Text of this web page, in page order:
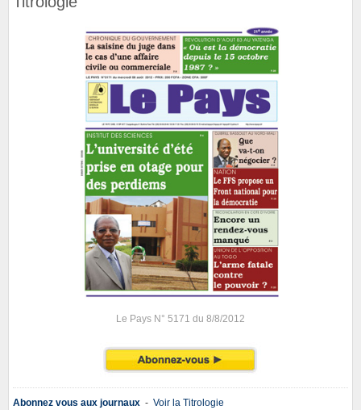
Le Pays N° 5171 du 8/8/2012
Abonnez vous aux journaux - Voir la Titrologie